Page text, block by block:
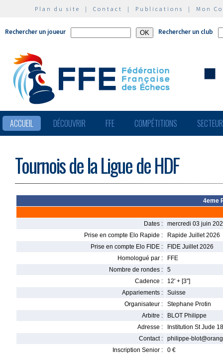
Plan du site | Contact | Publications | Mon
Rechercher un joueur Rechercher un club
ACCUEIL DÉCOUVRIR FFE COMPÉTITIONS
Tournois de la Ligue de HDF
4eme
Dates :
mercredi 03 juin
Prise en compte Elo Rapide :
Rapide Juillet 2026
Prise en compte Elo FIDE :
FIDE Juillet 2026
Homologué par :
FFE
Nombre de rondes :
5
Cadence :
12' + [3'']
Appariements :
Suisse
Organisateur :
Stephane Protin
Arbitre :
BLOT Philippe
Adresse :
Institution St Jude
Contact :
philippe-
Inscription Senior :
0 €